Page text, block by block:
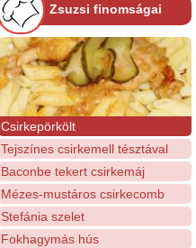
Zsuzsi finomságai
Csirkepörkölt
Tejszínes csirkemell tésztával
Baconbe tekert csirkemáj
Mézes-mustáros csirkecomb
Stefánia szelet
Fokhagymás hús